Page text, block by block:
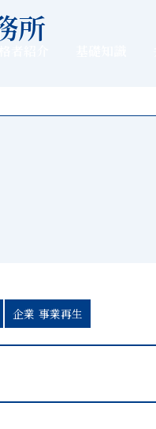
所
企業 事業再生